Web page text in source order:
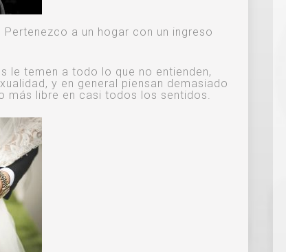
a un hogar con un ingreso
le temen a todo lo que no entienden,
y en general piensan demasiado
más libre en casi todos los sentidos.